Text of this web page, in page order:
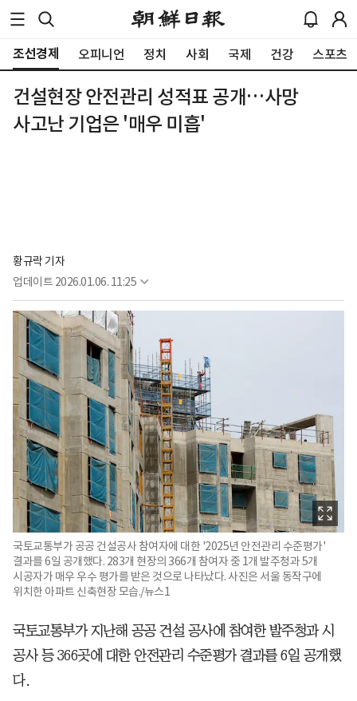
조선경제 오피니언 정치 사회 국제 건강 스포츠
건설현장 안전관리 성적표 공개…사망
사고난 기업은 '매우 미흡'
황규락 기자
업데이트 2026.01.06. 11:25
국토교통부가 공공 건설공사 참여자에 대한 '2025년 안전관리 수준평가'
결과를 6일 공개했다. 283개 현장의 366개 참여자 중 1개 발주청과 5개
시공자가 매우 우수 평가를 받은 것으로 나타났다. 사진은 서울 동작구에
위치한 아파트 신축현장 모습./뉴스1
국토교통부가 지난해 공공 건설 공사에 참여한 발주청과 시
공사 등 366곳에 대한 안전관리 수준평가 결과를 6일 공개했
다.